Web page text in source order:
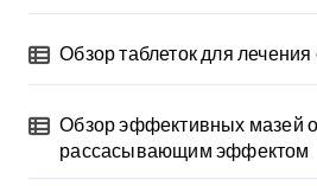
Обзор таблеток для
Обзор эффективных мазей
рассасывающим эффектом